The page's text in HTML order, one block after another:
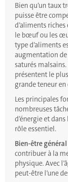
Bien qu’un taux
puisse être
d’aliments
le bœuf ou les
type d’aliments
augmentation de
saturés
présentent le
grande teneur en
Les principales
nombreuses
d’énergie et
rôle essentiel.
Bien-être
contribuer à la
physique. Avec
peut-être l’une